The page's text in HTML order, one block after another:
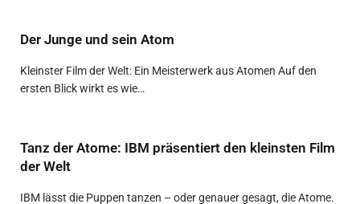
Der Junge und sein Atom
Kleinster Film der Welt: Ein Meisterwerk aus Atomen Auf den
ersten Blick wirkt es wie…
Tanz der Atome: IBM präsentiert den kleinsten Film
der Welt
IBM lässt die Puppen tanzen – oder genauer gesagt, die Atome.